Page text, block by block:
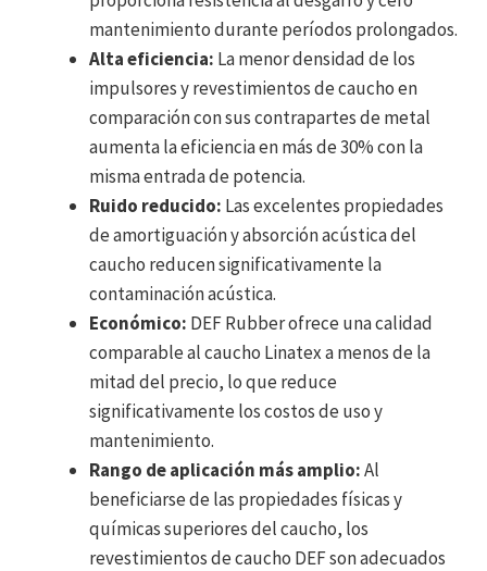
mantenimiento durante períodos prolongados.
Alta eficiencia: La menor densidad de los
impulsores y revestimientos de caucho en
comparación con sus contrapartes de metal
aumenta la eficiencia en más de 30% con la
misma entrada de potencia.
Ruido reducido: Las excelentes propiedades
de amortiguación y absorción acústica del
caucho reducen significativamente la
contaminación acústica.
Económico: DEF Rubber ofrece una calidad
comparable al caucho Linatex a menos de la
mitad del precio, lo que reduce
significativamente los costos de uso y
mantenimiento.
Rango de aplicación más amplio:Al
beneficiarse de las propiedades físicas y
químicas superiores del caucho, los
revestimientos de caucho DEF son adecuados